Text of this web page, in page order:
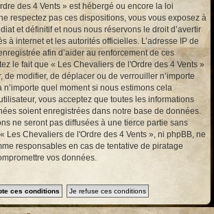
des 4 Vents » est hébergé ou encore la loi
respectez pas ces dispositions, vous vous exposez à
et définitif et nous nous réservons le droit d’avertir
à internet et les autorités officielles. L’adresse IP de
afin d’aider au renforcement de ces
le fait que « Les Chevaliers de l'Ordre des 4 Vents »
de modifier, de déplacer ou de verrouiller n’importe
quel moment si nous estimons cela
vous acceptez que toutes les informations
soient enregistrées dans notre base de données.
ne seront pas diffusées à une tierce partie sans
Les Chevaliers de l'Ordre des 4 Vents », ni phpBB, ne
responsables en cas de tentative de piratage
vos données.